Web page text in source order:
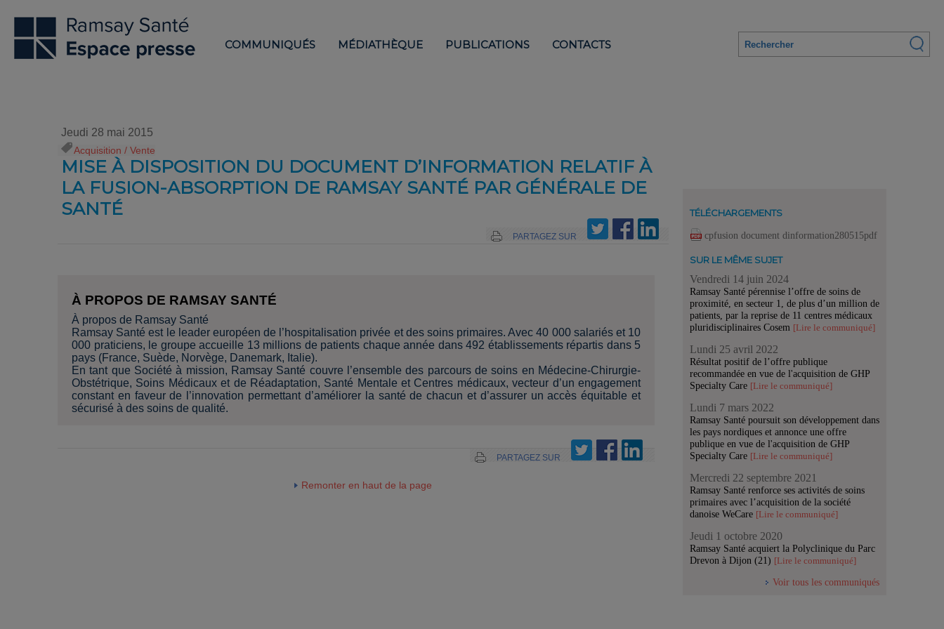
COMMUNIQUÉS MÉDIATHÈQUE PUBLICATIONS CONTACTS
Jeudi 28 mai 2015
Acquisition / Vente
MISE À DISPOSITION DU DOCUMENT D’INFORMATION RELATIF À
LA FUSION-ABSORPTION DE RAMSAY SANTÉ PAR GÉNÉRALE DE
SANTÉ
PARTAGEZ SUR
À PROPOS DE RAMSAY SANTÉ
À propos de Ramsay Santé
Ramsay Santé est le leader européen de l’hospitalisation privée et des soins primaires. Avec 40 000 salariés et 10
000 praticiens, le groupe accueille 13 millions de patients chaque année dans 492 établissements répartis dans 5
pays (France, Suède, Norvège, Danemark, Italie).
En tant que Société à mission, Ramsay Santé couvre l’ensemble des parcours de soins en Médecine-Chirurgie-
Obstétrique, Soins Médicaux et de Réadaptation, Santé Mentale et Centres médicaux, vecteur d’un engagement
constant en faveur de l’innovation permettant d’améliorer la santé de chacun et d’assurer un accès équitable et
sécurisé à des soins de qualité.
PARTAGEZ SUR
Remonter en haut de la page
TÉLÉCHARGEMENTS
cpfusion document dinformation280515pdf
SUR LE MÊME SUJET
Vendredi 14 juin 2024
Ramsay Santé pérennise l’offre de soins de
proximité, en secteur 1, de plus d’un million de
patients, par la reprise de 11 centres médicaux
pluridisciplinaires Cosem [Lire le communiqué]
Lundi 25 avril 2022
Résultat positif de l’offre publique
recommandée en vue de l'acquisition de GHP
Specialty Care [Lire le communiqué]
Lundi 7 mars 2022
Ramsay Santé poursuit son développement dans
les pays nordiques et annonce une offre
publique en vue de l'acquisition de GHP
Specialty Care [Lire le communiqué]
Mercredi 22 septembre 2021
Ramsay Santé renforce ses activités de soins
primaires avec l’acquisition de la société
danoise WeCare [Lire le communiqué]
Jeudi 1 octobre 2020
Ramsay Santé acquiert la Polyclinique du Parc
Drevon à Dijon (21) [Lire le communiqué]
Voir tous les communiqués